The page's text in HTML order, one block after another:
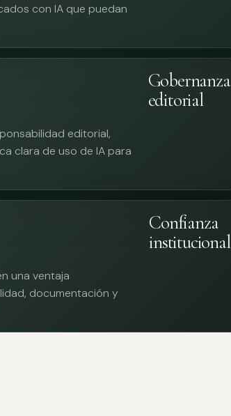
con IA que puedan
Gobernanza
editorial
editorial,
clara de uso de IA para
Confianza
institucional
una ventaja
documentación y